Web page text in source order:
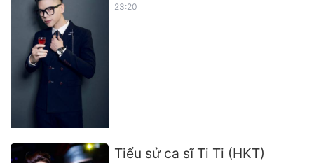
23:20
Tiểu sử ca sĩ Ti Ti (HKT)